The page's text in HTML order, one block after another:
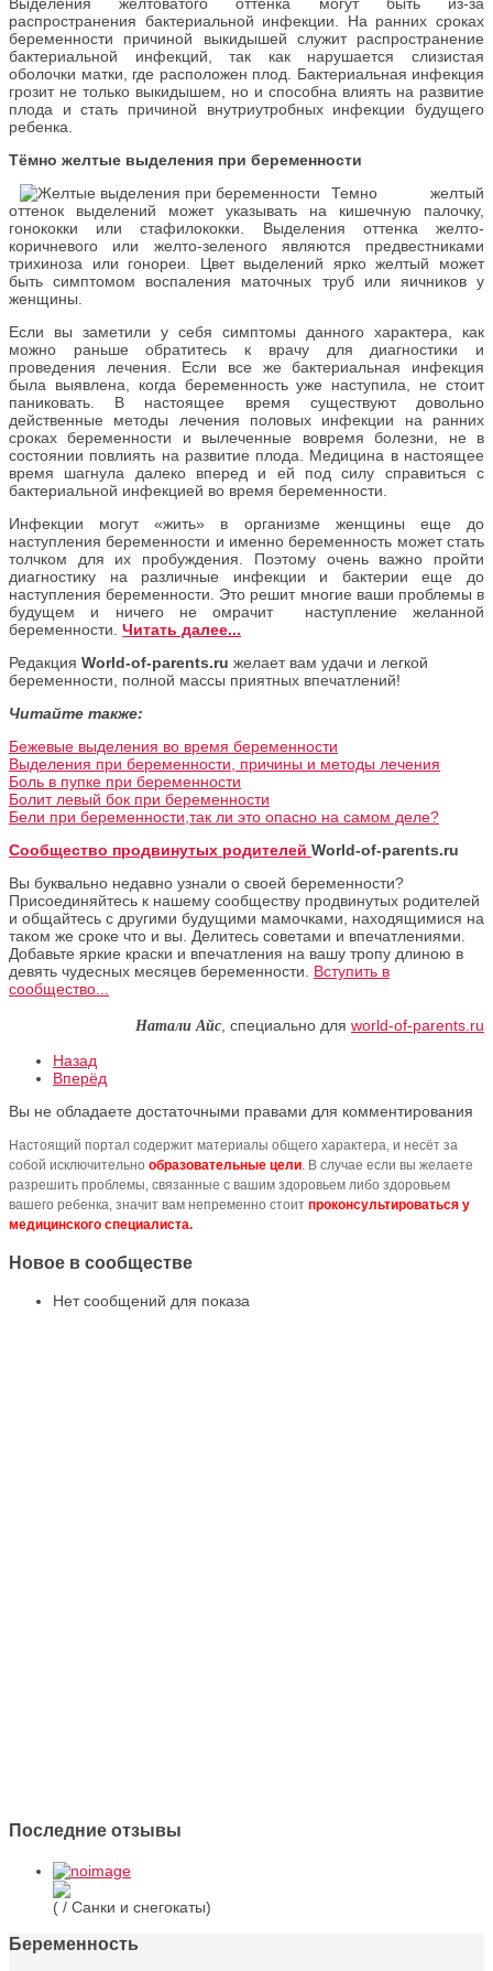
распространения бактериальной инфекции. На ранних сроках
беременности причиной выкидышей служит распространение
бактериальной инфекций, так как нарушается слизистая
оболочки матки, где расположен плод. Бактериальная инфекция
грозит не только выкидышем, но и способна влиять на развитие
плода и стать причиной внутриутробных инфекции будущего
ребенка.
Тёмно желтые выделения при беременности
Темно желтый
оттенок выделений может указывать на кишечную палочку,
гонококки или стафилококки. Выделения оттенка желто-
коричневого или желто-зеленого являются предвестниками
трихиноза или гонореи. Цвет выделений ярко желтый может
быть симптомом воспаления маточных труб или яичников у
женщины.
Если вы заметили у себя симптомы данного характера, как
можно раньше обратитесь к врачу для диагностики и
проведения лечения. Если все же бактериальная инфекция
была выявлена, когда беременность уже наступила, не стоит
паниковать. В настоящее время существуют довольно
действенные методы лечения половых инфекции на ранних
сроках беременности и вылеченные вовремя болезни, не в
состоянии повлиять на развитие плода. Медицина в настоящее
время шагнула далеко вперед и ей под силу справиться с
бактериальной инфекцией во время беременности.
Инфекции могут «жить» в организме женщины еще до
наступления беременности и именно беременность может стать
толчком для их пробуждения. Поэтому очень важно пройти
диагностику на различные инфекции и бактерии еще до
наступления беременности. Это решит многие ваши проблемы в
будущем и ничего не омрачит наступление желанной
беременности. Читать далее...
Редакция World-of-parents.ru желает вам удачи и легкой
беременности, полной массы приятных впечатлений!
Читайте также:
Бежевые выделения во время беременности
Выделения при беременности, причины и методы лечения
Боль в пупке при беременности
Болит левый бок при беременности
Бели при беременности,так ли это опасно на самом деле?
Сообщество продвинутых родителей World-of-parents.ru
Вы буквально недавно узнали о своей беременности?
Присоединяйтесь к нашему сообществу продвинутых родителей
и общайтесь с другими будущими мамочками, находящимися на
таком же сроке что и вы. Делитесь советами и впечатлениями.
Добавьте яркие краски и впечатления на вашу тропу длиною в
девять чудесных месяцев беременности. Вступить в
сообщество...
Натали Айс , специально для world-of-parents.ru
Назад
Вперёд
Вы не обладаете достаточными правами для комментирования
Настоящий портал содержит материалы общего характера, и несёт за
собой исключительно образовательные цели. В случае если вы желаете
разрешить проблемы, связанные с вашим здоровьем либо здоровьем
вашего ребенка, значит вам непременно стоит проконсультироваться у
медицинского специалиста.
Новое в сообществе
Нет сообщений для показа
Последние отзывы
( / Санки и снегокаты)
Беременность